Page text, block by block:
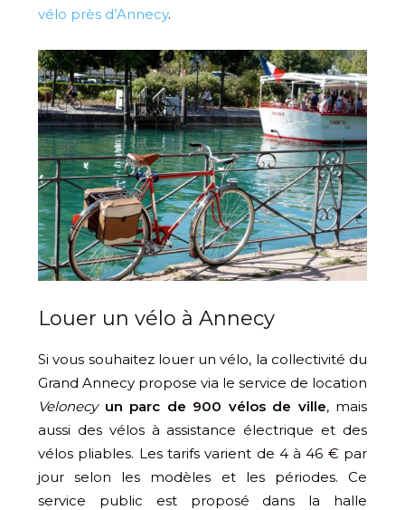
vélo près d’Annecy.
Louer un vélo à Annecy
Si vous souhaitez louer un vélo, la collectivité du
Grand Annecy propose via le service de location
Velonecy un parc de 900 vélos de ville, mais
aussi des vélos à assistance électrique et des
vélos pliables. Les tarifs varient de 4 à 46 € par
jour selon les modèles et les périodes. Ce
service public est proposé dans la halle